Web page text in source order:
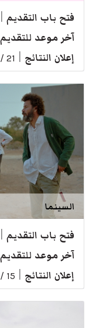
فتح باب التقديم
آخر موعد للتقديم
إعلان النتائج 21 / 8 / 2026
السينما
فتح باب التقديم
آخر موعد للتقديم
إعلان النتائج 15 / 12 / 2026